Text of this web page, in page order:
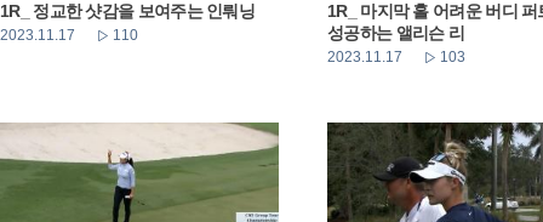
1R_ 정교한 샷감을 보여주는 인뤄닝
2023.11.17 110
1R_ 마지막 홀 어려운 버디 퍼
성공하는 앨리슨 리
2023.11.17 103